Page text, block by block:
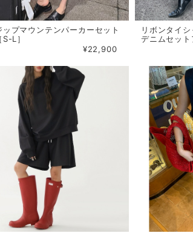
ップマウンテンパーカーセット
L］
¥22,900
リボンタイ
デニムセット